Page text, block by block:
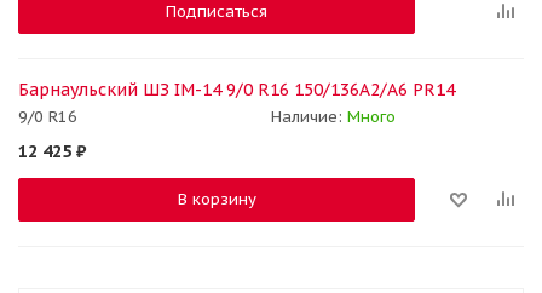
Подписаться
Барнаульский ШЗ IM-14 9/0 R16 150/136A2/A6 PR14
9/0 R16 Наличие: Много
12 425 ₽
В корзину